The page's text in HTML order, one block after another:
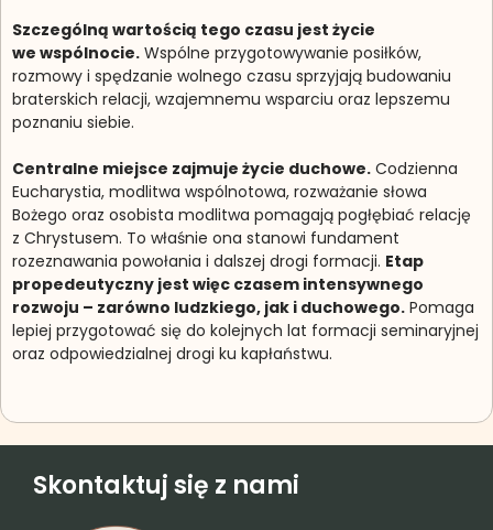
Szczególną wartością tego czasu jest życie
we wspólnocie. Wspólne przygotowywanie posiłków,
rozmowy i spędzanie wolnego czasu sprzyjają budowaniu
braterskich relacji, wzajemnemu wsparciu oraz lepszemu
poznaniu siebie.
Centralne miejsce zajmuje życie duchowe. Codzienna
Eucharystia, modlitwa wspólnotowa, rozważanie słowa
Bożego oraz osobista modlitwa pomagają pogłębiać relację
z Chrystusem. To właśnie ona stanowi fundament
rozeznawania powołania i dalszej drogi formacji. Etap
propedeutyczny jest więc czasem intensywnego
rozwoju – zarówno ludzkiego, jak i duchowego. Pomaga
lepiej przygotować się do kolejnych lat formacji seminaryjnej
oraz odpowiedzialnej drogi ku kapłaństwu.
Skontaktuj się z nami